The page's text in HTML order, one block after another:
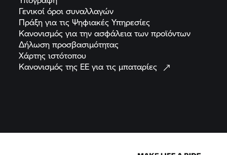
Γενικοί όροισυναλλαγών
Πράξη για τις ΨηφιακέςΥπηρεσίες
Κανονισμός για την ασφάλεια τωνπροϊόντων
Δήλωσηπροσβασιμότητας
Χάρτηςιστότοπου
Κανονισμός της ΕΕ για τις μπαταρίες